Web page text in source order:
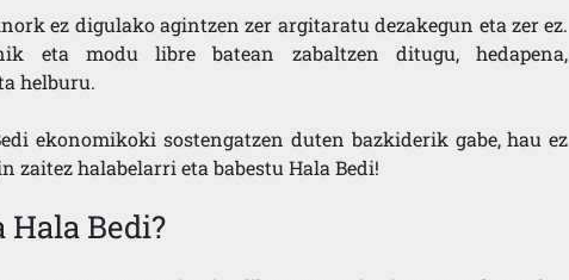
ez digulako agintzen zer argitaratu dezakegun eta zer ez.
eta modu libre batean zabaltzen ditugu, hedapena,
helburu.
ekonomikoki sostengatzen duten bazkiderik gabe, hau ez
zaitez halabelarri eta babestu Hala Bedi!
Hala Bedi?